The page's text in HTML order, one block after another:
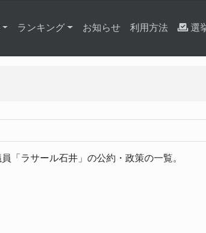
ランキング お知らせ 利用方法 選
「ラサール石井」の公約・政策の一覧。